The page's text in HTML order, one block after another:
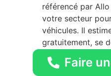
référencé par
votre secteur
véhicules. Il
gratuitement, se
acceptée. Un
Faire